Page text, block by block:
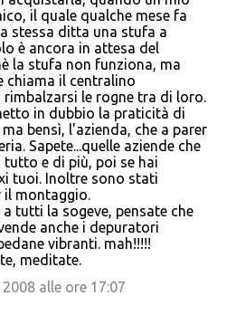
il quale qualche mese fa
stessa ditta una stufa a
è ancora in attesa del
la stufa non funziona, ma
chiama il centralino
rimbalzarsi le rogne tra di loro.
in dubbio la praticità di
bensì, l'azienda, che a parer
Sapete...quelle aziende che
e di più, poi se hai
tuoi. Inoltre sono stati
il montaggio.
tutti la sogeve, pensate che
anche i depuratori
vibranti. mah!!!!!
meditate.
alle ore 17:07